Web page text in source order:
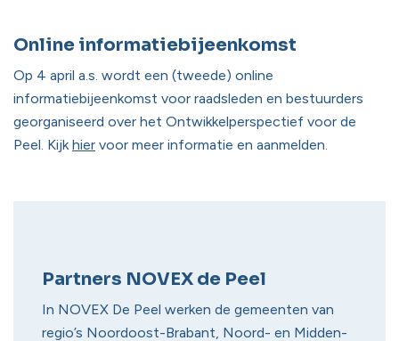
Online informatiebijeenkomst
Op 4 april a.s. wordt een (tweede) online
informatiebijeenkomst voor raadsleden en bestuurders
georganiseerd over het Ontwikkelperspectief voor de
Peel. Kijkhier voor meer informatie en aanmelden.
Partners NOVEX de Peel
In NOVEX De Peel werken de gemeenten van
regio’s Noordoost-Brabant, Noord- en Midden-